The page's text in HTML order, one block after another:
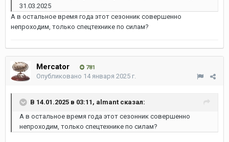
31.03.2025
А в остальное время года этот сезонник совершенно
непроходим, только спецтехнике по силам?
Mercator 781
Опубликовано 14 января 2025 г.
В 14.01.2025 в 03:11, almant сказал:
А в остальное время года этот сезонник совершенно
непроходим, только спецтехнике по силам?